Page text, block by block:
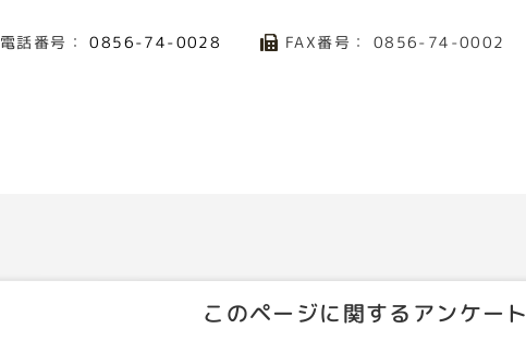
電話番号：0856-74-0028 FAX番号： 0856-74-0002
このページに関するアンケート